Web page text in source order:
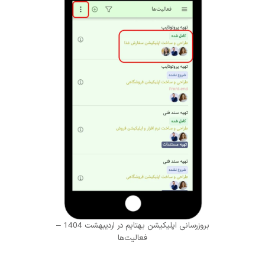
بروزرسانی اپلیکیشن بهتایم در اردیبهشت 1404 –
فعالیت‌ها